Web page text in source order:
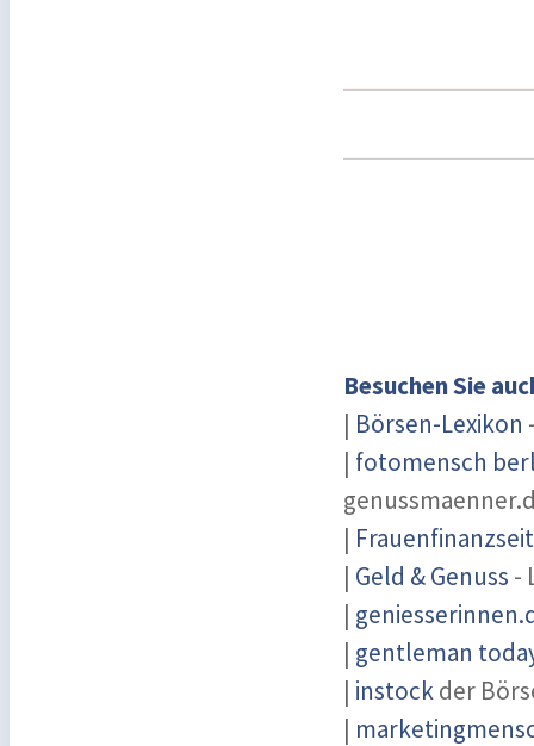
Besuchen Sie
| Börsen-Lexikon
| fotomensch
|
| Geld & Genuss -
|
| gentleman
| instockder
|